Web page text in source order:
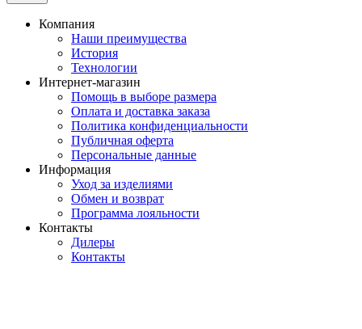
Компания
Наши преимущества
История
Технологии
Интернет-магазин
Помощь в выборе размера
Оплата и доставка заказа
Политика конфиденциальности
Публичная оферта
Персональные данные
Информация
Уход за изделиями
Обмен и возврат
Программа лояльности
Контакты
Дилеры
Контакты